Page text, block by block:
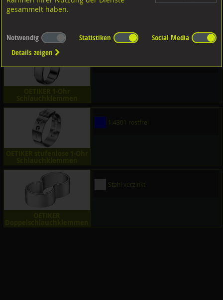
Schlauchklemmen
1.4301 rostfrei
Stahl verzinkt
gesammelt haben.
Notwendig Statistiken
Social Media
Details zeigen